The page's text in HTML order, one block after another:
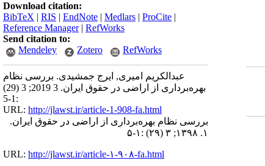
Download citation:
BibTeX | RIS | EndNote | Medlars | ProCite |
Reference Manager| RefWorks
Send citation to:
Mendeley
Zotero RefWorks
عبدالکریم امیری, ایرج جمشیدی. بررسی نظام
بهره‌برداری از اراضی در حقوق ایران. 3 2019; 3 (29)
:1-5
URL: http://jlawst.ir/article-1-908-fa.html
بررسی نظام بهره‌برداری از اراضی در حقوق ایران.
۱. ۱۳۹۸; ۳ (۲۹) :۱-۵
URL: http://jlawst.ir/article-۱-۹۰۸-fa.html